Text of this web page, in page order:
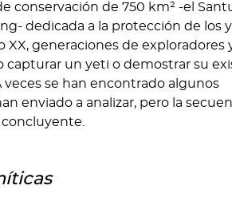
conservación de 750 km² -el
dedicada a la protección de los
XX, generaciones de exploradores
un yeti o demostrar su
veces se han encontrado algunos
enviado a analizar, pero la